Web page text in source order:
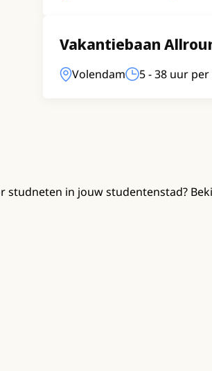
Vakantiebaan
Volendam 5 - 38 uur
studneten in jouw studentenstad?